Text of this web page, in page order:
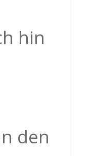
hin
den